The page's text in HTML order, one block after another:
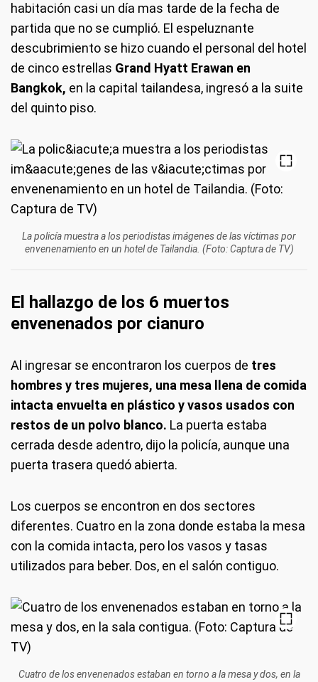
habitación casi un día mas tarde de la fecha de
partida que no se cumplió. El espeluznante
descubrimiento se hizo cuando el personal del hotel
de cinco estrellas Grand Hyatt Erawan en
Bangkok, en la capital tailandesa, ingresó a la suite
del quinto piso.
La policía muestra a los periodistas imágenes de las víctimas por
envenenamiento en un hotel de Tailandia. (Foto: Captura de TV)
El hallazgo de los 6 muertos
envenenados por cianuro
Al ingresar se encontraron los cuerpos de tres
hombres y tres mujeres, una mesa llena de comida
intacta envuelta en plástico y vasos usados con
restos de un polvo blanco. La puerta estaba
cerrada desde adentro, dijo la policía, aunque una
puerta trasera quedó abierta.
Los cuerpos se encontron en dos sectores
diferentes. Cuatro en la zona donde estaba la mesa
con la comida intacta, pero los vasos y tasas
utilizados para beber. Dos, en el salón contiguo.
Cuatro de los envenenados estaban en torno a la mesa y dos, en la